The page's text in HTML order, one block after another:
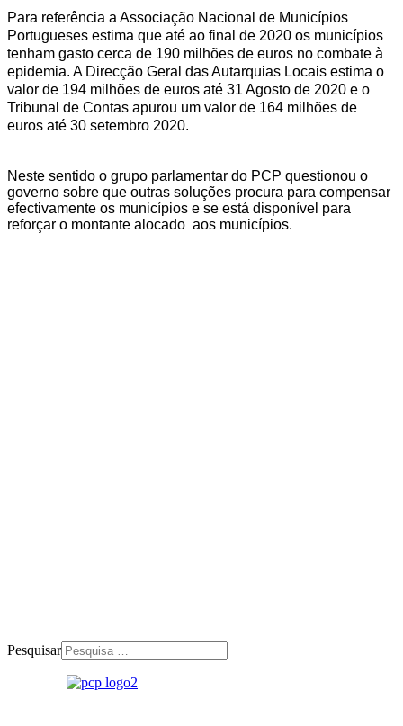
Para referência a Associação Nacional de Municípios
Portugueses estima que até ao final de 2020 os municípios
tenham gasto cerca de 190 milhões de euros no combate à
epidemia. A Direcção Geral das Autarquias Locais estima o
valor de 194 milhões de euros até 31 Agosto de 2020 e o
Tribunal de Contas apurou um valor de 164 milhões de
euros até 30 setembro 2020.
Neste sentido o grupo parlamentar do PCP questionou o
governo sobre que outras soluções procura para compensar
efectivamente os municípios e se está disponível para
reforçar o montante alocado aos municípios.
Pesquisar